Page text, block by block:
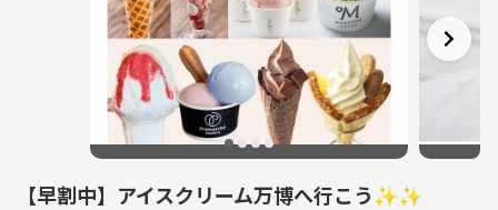
【早割中】アイスクリーム万博へ行こう✨✨